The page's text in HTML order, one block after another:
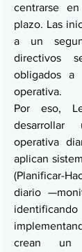
centrarse
plazo. Las
a un
directivos
obligados a
operativa.
Por eso,
desarrollar
operativa
aplican
(Planificar-
diario
crean un